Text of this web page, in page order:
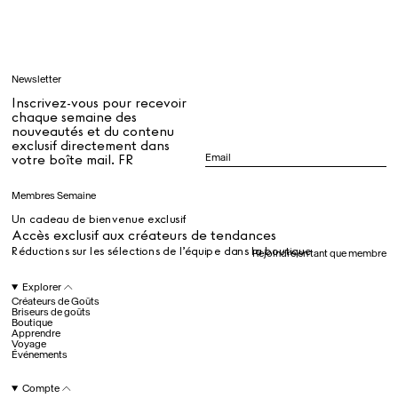
Dr Stolberg's Daily Habits to Support Your Inner Health
Newsletter
Inscrivez-vous pour recevoir
chaque semaine des
nouveautés et du contenu
exclusif directement dans
votre boîte mail. FR
Membres Semaine
Accès exclusif aux créateurs de tendances
Réductions sur les sélections de l’équipe dans la boutique
Un cadeau de bienvenue exclusif
Rejoindre en tant que membre
Explorer
Créateurs de Goûts
Briseurs de goûts
Boutique
Apprendre
Voyage
Événements
Compte